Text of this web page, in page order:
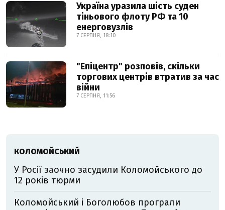
Україна уразила шість суден
тіньового флоту РФ та 10
енерговузлів
7 СЕРПНЯ, 18:10
"Епіцентр" розповів, скільки
торгових центрів втратив за час
війни
7 СЕРПНЯ, 11:56
КОЛОМОЙСЬКИЙ
У Росії заочно засудили Коломойського до
12 років тюрми
Коломойський і Боголюбов програли